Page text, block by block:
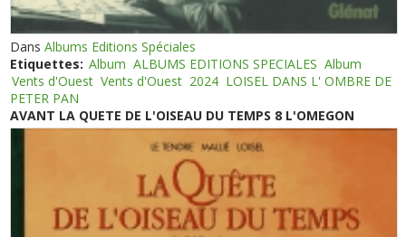
DansAlbums Editions Spéciales
Etiquettes: Album ALBUMS EDITIONS SPECIALES Album
Vents d'Ouest Vents d'Ouest 2024 LOISEL DANS L' OMBRE DE
PETER PAN
AVANT LA QUETE DE L'OISEAU DU TEMPS 8 L'OMEGON